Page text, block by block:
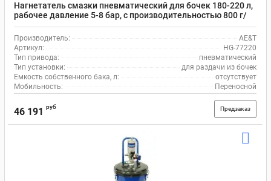
Нагнетатель смазки пневматический для бочек 180-220 л,
рабочее давление 5-8 бар, с производительностью 800 г/
мин AE&T HG-77220
Производитель:
AE&T
Артикул:
HG-77220
Тип привода:
пневматический
Тип установки:
для раздачи из бочек
Емкость собственного бака, л:
отсутствует
Мобильность:
Переносной
46 191 руб Предзаказ